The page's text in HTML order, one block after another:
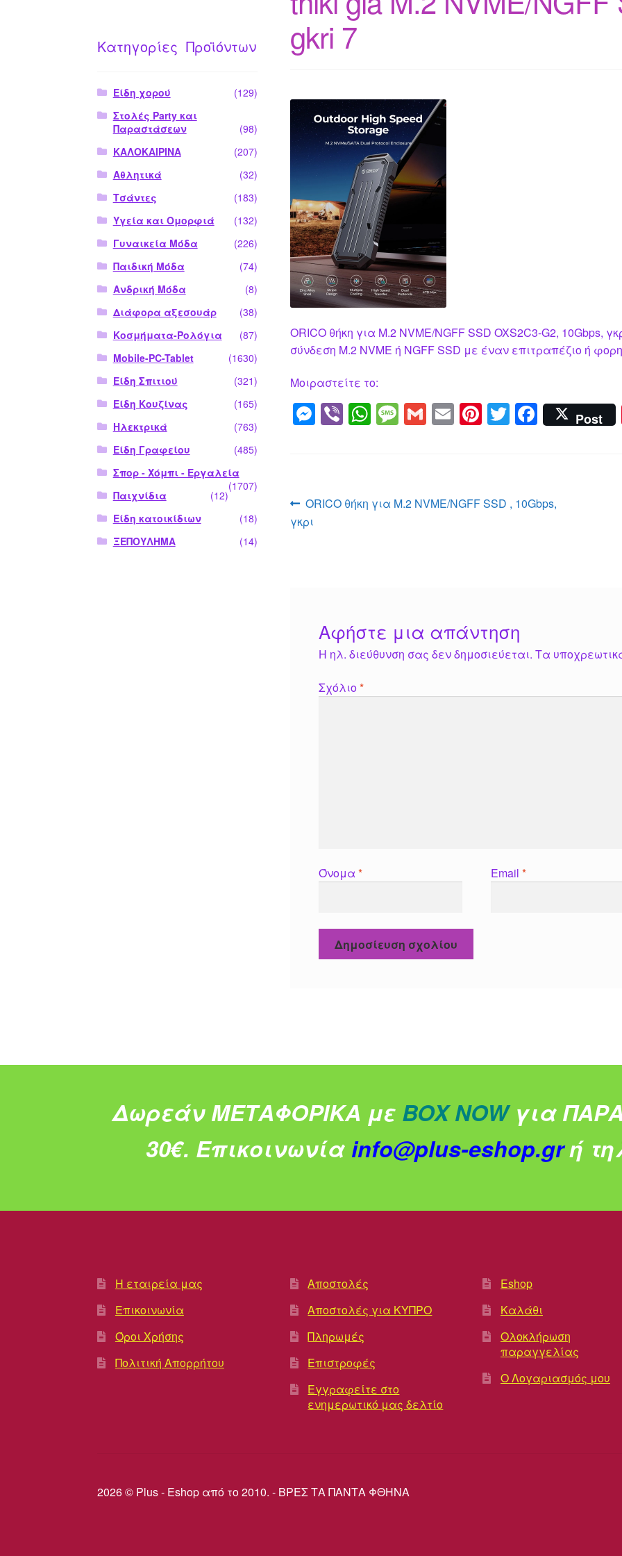
gkri 7
ORICO θήκη για M.2 NVME/NGFF SSD OXS2C3-G2, 10Gbps,
σύνδεση M.2 NVME ή NGFF SSD με έναν επιτραπέζιο ή
Μοιραστείτε το:
M
e
n
Vi
b
W
h
A
M
e
g
G
m
E
m
Pi
nt
st
T
wi
F
a
b
Post
Πλοήγηση
άρθρων
Προηγούμενο
άρθρο:
ORICO θήκη για M.2 NVME/NGFF SSD , 10Gbps,
γκρι
Αφήστε μια απάντηση
Η ηλ. διεύθυνση σας δεν δημοσιεύεται. Τα
Σχόλιο*
Όνομα* Email*
Κατηγορίες Προϊόντων
Είδη χορού
(129)
Στολές Party και
Παραστάσεων
(98)
ΚΑΛΟΚΑΙΡΙΝΑ
(207)
Αθλητικά
(32)
Τσάντες
(183)
Υγεία και Ομορφιά
(132)
Γυναικεία Μόδα
(226)
Παιδική Μόδα
(74)
Ανδρική Μόδα
(8)
Διάφορα αξεσουάρ
(38)
Κοσμήματα-Ρολόγια
(87)
Mobile-PC-Tablet
(1630)
Είδη Σπιτιού
(321)
Είδη Κουζίνας
(165)
Ηλεκτρικά
(763)
Είδη Γραφείου
(485)
Σπορ - Χόμπι - Εργαλεία
(1707)
Παιχνίδια
(12)
Είδη κατοικίδιων
(18)
ΞΕΠΟΥΛΗΜΑ
(14)
Δωρεάν ΜΕΤΑΦΟΡΙΚΑ με BOX NOW για
30€. Επικοινωνία info@plus-eshop.grή
Η εταιρεία μας
Επικοινωνία
Όροι Χρήσης
Πολιτική Απορρήτου
Αποστολές
Αποστολές για ΚΥΠΡΟ
Πληρωμές
Επιστροφές
Εγγραφείτε στο
ενημερωτικό μας δελτίο
Eshop
Καλάθι
Ολοκλήρωση
παραγγελίας
Ο Λογαριασμός μου
2026 © Plus - Eshop από το 2010. - ΒΡΕΣ ΤΑ ΠΑΝΤΑ ΦΘΗΝΑ